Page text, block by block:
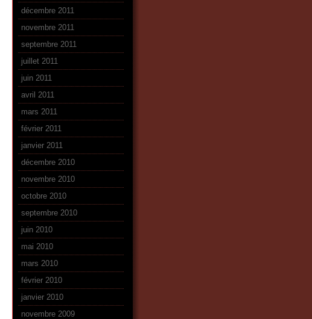
décembre 2011
novembre 2011
septembre 2011
juillet 2011
juin 2011
avril 2011
mars 2011
février 2011
janvier 2011
décembre 2010
novembre 2010
octobre 2010
septembre 2010
juin 2010
mai 2010
mars 2010
février 2010
janvier 2010
novembre 2009